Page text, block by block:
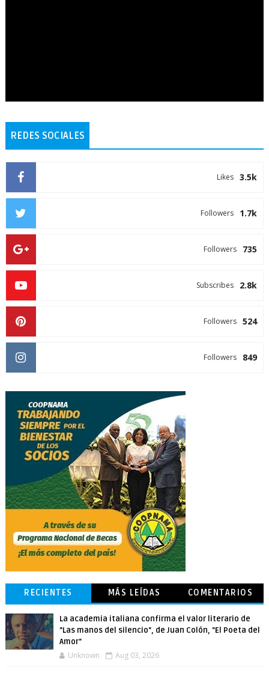
REDES SOCIALES
3.5k
Likes
1.7k
Followers
735
Followers
2.8k
Subscribes
524
Followers
849
Followers
RECIENTES MÁS LEÍDAS COMENTARIOS
La academia italiana confirma el valor literario de
"Las manos del silencio", de Juan Colón, "El Poeta del
Amor"
Unknown Aug 03, 2026